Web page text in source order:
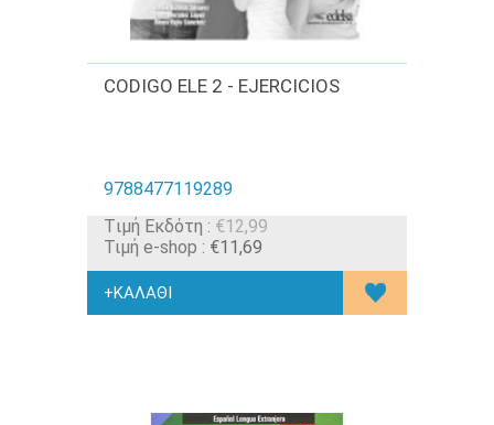
CODIGO ELE 2 - EJERCICIOS
9788477119289
Tιμή Εκδότη : €12,99
Τιμή e-shop : €11,69